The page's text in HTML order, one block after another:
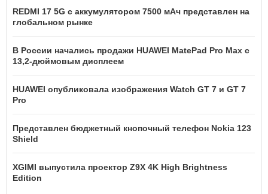
REDMI 17 5G c аккумулятором 7500 мАч представлен на
глобальном рынке
В России начались продажи HUAWEI MatePad Pro Max с
13,2-дюймовым дисплеем
HUAWEI опубликовала изображения Watch GT 7 и GT 7
Pro
Представлен бюджетный кнопочный телефон Nokia 123
Shield
XGIMI выпустила проектор Z9X 4K High Brightness
Edition